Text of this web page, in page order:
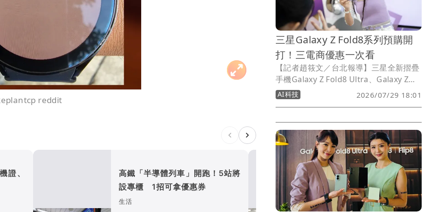
reddit
證、
高鐵「半導體列車」開跑！5站將
設專櫃 1招可拿優惠券
生活
黃仁勳笑了！馬斯克宣
SpaceX全用輝達AI晶片
財經股市
三星Galaxy Z Fold8系列預購開
打！三電商優惠一次看
【記者趙筱文／台北報導】三星全新摺疊
手機Galaxy Z Fold8 Ultra、Galaxy Z
Fold8與Galaxy Z Flip8將於明（30）日
中午12時開放預購，PChome 24h購物、
容量升級、配件贈品、刷卡回饋與舊機換
新優惠。其中PChome標示最高回饋總值
達26,234元，momo最高優惠總價值
20,680元；酷澎則主打前三天最高6,590
元酷澎幣及舊換新額外10%現金回饋。
AI科技 2026/07/29 18:01